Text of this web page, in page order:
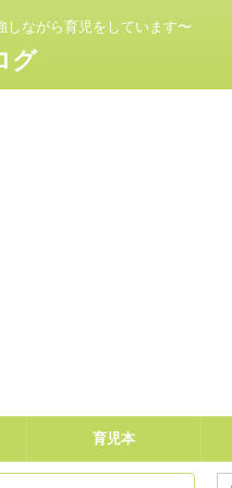
しながら育児をしています〜
グ
育児本